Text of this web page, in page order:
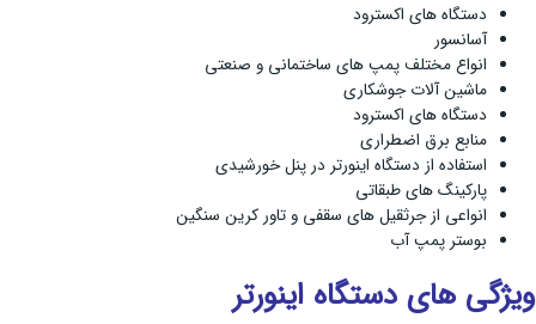
دستگاه های اکسترود
آسانسور
انواع مختلف پمپ های ساختمانی و صنعتی
ماشین آلات جوشکاری
دستگاه های اکسترود
منابع برق اضطراری
استفاده از دستگاه اینورتر در پنل خورشیدی
پارکینگ های طبقاتی
انواعی از جرثقیل های سقفی و تاور کرین سنگین
بوستر پمپ آب
ویژگی های دستگاه اینورتر